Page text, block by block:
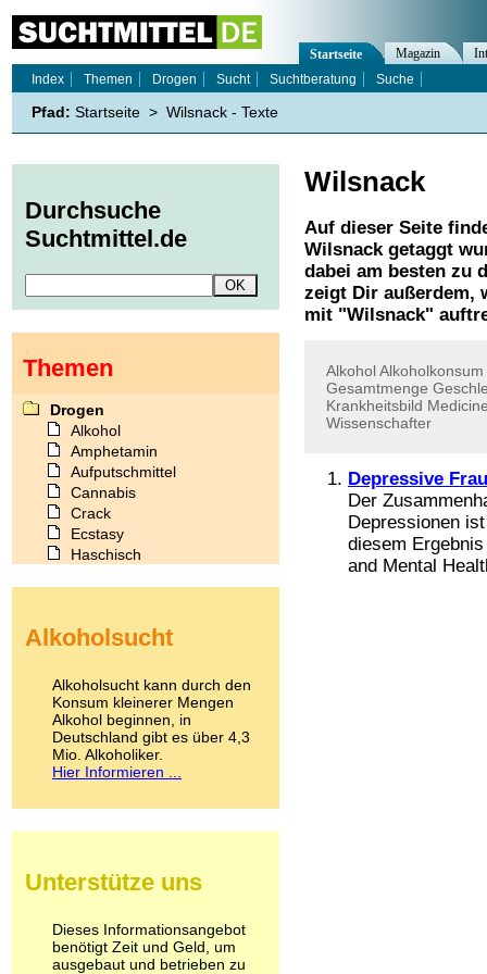
Wilsnack
Auf dieser Seite
Wilsnackgetaggt
dabei am besten zu
zeigt Dir außerdem,
mit "Wilsnack"
AlkoholAlkoholkonsum
Gesamtmenge
Krankheitsbild
Wissenschafter
Depressive
Der
Depressionen
diesem
and Mental
Startseite Magazin
Index
Themen Drogen Sucht Suchtberatung Suche
Pfad: Startseite > Wilsnack - Texte
Durchsuche
Suchtmittel.de
Themen
Drogen
Alkohol
Amphetamin
Aufputschmittel
Cannabis
Crack
Ecstasy
Haschisch
Kokain
LSD
Marihuana
Medikamente
Meskalin
Metamphetamin
Methadon
Pilze
Psychopharmaka
Schlafmittel
Schmerzmittel
Alkoholsucht
Alkoholsucht kann durch den
Konsum kleinerer Mengen
Alkohol beginnen, in
Deutschland gibt es über 4,3
Mio. Alkoholiker.
Hier Informieren ...
Unterstütze uns
Dieses Informationsangebot
benötigt Zeit und Geld, um
ausgebaut und betrieben zu